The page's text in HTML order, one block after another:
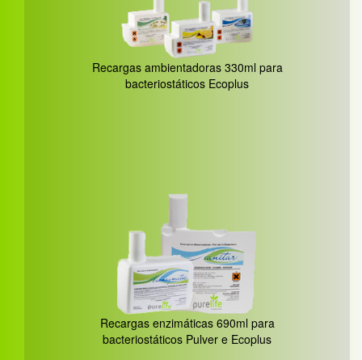
Recargas ambientadoras 330ml para
bacteriostáticos Ecoplus
Recargas enzimáticas 690ml para
bacteriostáticos Pulver e Ecoplus